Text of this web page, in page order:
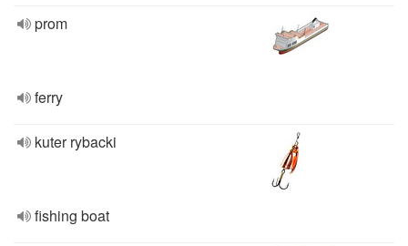
prom
ferry
kuter rybacki
fishing boat